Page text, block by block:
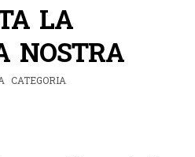
LA
NOSTRA
CATEGORIA